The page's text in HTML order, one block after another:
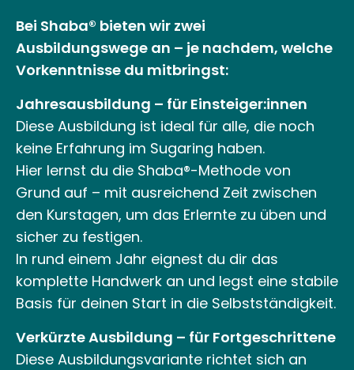
Bei Shaba® bieten wir zwei
Ausbildungswege an – je nachdem, welche
Vorkenntnisse du mitbringst:
Jahresausbildung – für Einsteiger:innen
Diese Ausbildung ist ideal für alle, die noch
keine Erfahrung im Sugaring haben.
Hier lernst du die Shaba®-Methode von
Grund auf – mit ausreichend Zeit zwischen
den Kurstagen, um das Erlernte zu üben und
sicher zu festigen.
In rund einem Jahr eignest du dir das
komplette Handwerk an und legst eine stabile
Basis für deinen Start in die Selbstständigkeit.
Verkürzte Ausbildung – für Fortgeschrittene
Diese Ausbildungsvariante richtet sich an